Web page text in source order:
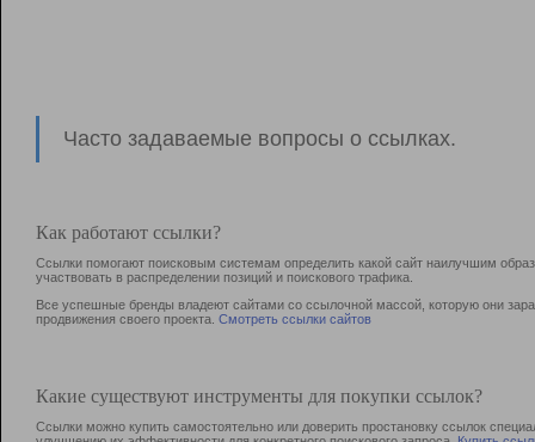
Часто задаваемые вопросы о ссылках.
Как работают ссылки?
Ссылки помогают поисковым системам определить какой сайт наилучшим
участвовать в раcпределении позиций и поискового трафика.
Все успешные бренды владеют сайтами со ссылочной массой, которую они
продвижения своего проекта. Смотреть ссылки сайтов
Какие существуют инструменты для покупки ссылок?
Ссылки можно купить самостоятельно или доверить простановку ссылок